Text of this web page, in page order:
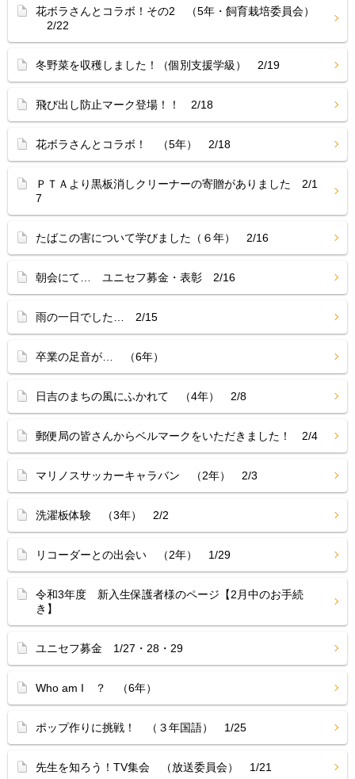
花ボラさんとコラボ！その2 （5年・飼育栽培委員会）
2/22
冬野菜を収穫しました！（個別支援学級） 2/19
飛び出し防止マーク登場！！ 2/18
花ボラさんとコラボ！ （5年） 2/18
ＰＴＡより黒板消しクリーナーの寄贈がありました 2/1
7
たばこの害について学びました（６年） 2/16
朝会にて… ユニセフ募金・表彰 2/16
雨の一日でした… 2/15
卒業の足音が… （6年）
日吉のまちの風にふかれて （4年） 2/8
郵便局の皆さんからベルマークをいただきました！ 2/4
マリノスサッカーキャラバン （2年） 2/3
洗濯板体験 （3年） 2/2
リコーダーとの出会い （2年） 1/29
令和3年度 新入生保護者様のページ【2月中のお手続
き】
ユニセフ募金 1/27・28・29
Who am I ？ （6年）
ポップ作りに挑戦！ （３年国語） 1/25
先生を知ろう！TV集会 （放送委員会） 1/21